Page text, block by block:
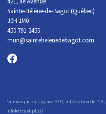
Sainte-Hélène-de-Bagot (Québec)
J0H 1M0
450 791-2455
mun@saintehelenedebagot.com
Numérique.ca :agence SEO, intégration de l'IA,
infolettreet plus!